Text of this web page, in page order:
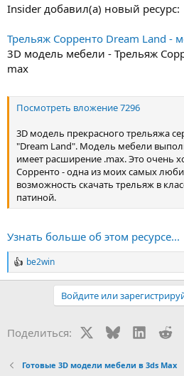
Insider добавил(а) новый ресурс:
Трельяж Сорренто Dream Land -
3D модель мебели - Трельяж
max
Посмотреть вложение 7296
3D модель прекрасного трельяжа
"Dream Land". Модель мебели
имеет расширение .max. Это очень
Сорренто - одна из моих самых
возможность скачать трельяж в
патиной.
Узнать больше об этом ресурсе...
Р
е
и
be2win
Войдите или
Поделиться: Bluesky
Готовые 3D модели мебели в 3ds Max